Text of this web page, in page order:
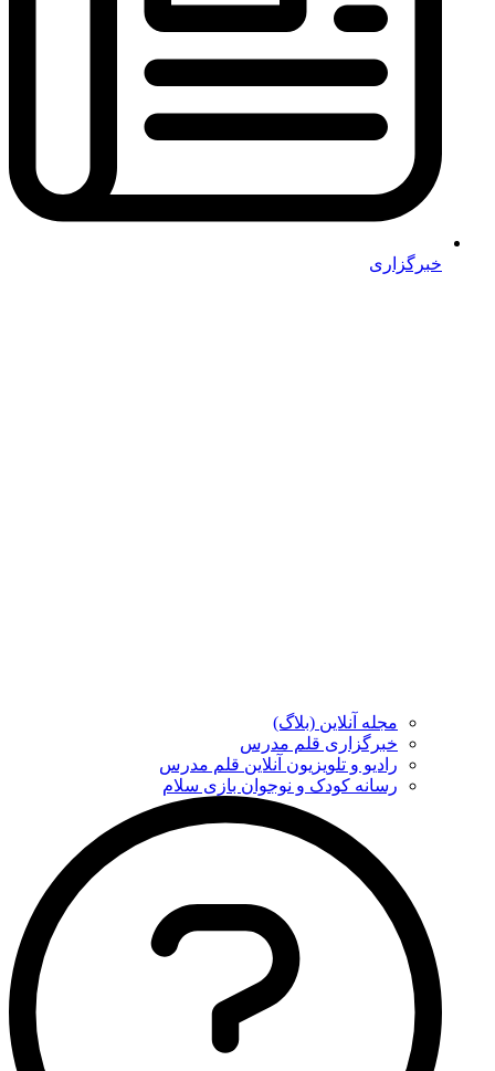
خبرگزاری
مجله آنلاین (بلاگ)
خبرگزاری قلم مدرس
رادیو و تلویزیون آنلاین قلم مدرس
رسانه کودک و نوجوان بازی سلام